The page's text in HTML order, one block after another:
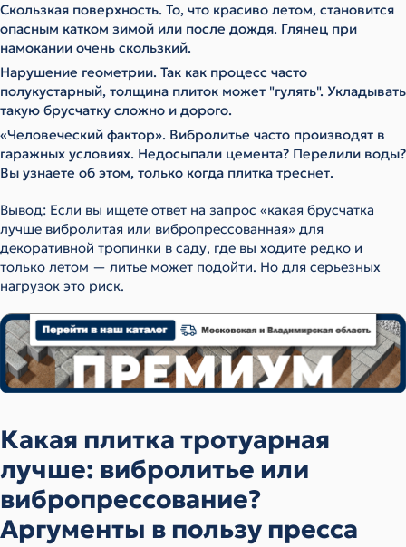
Скользкая поверхность. То, что красиво летом, становится
опасным катком зимой или после дождя. Глянец при
намокании очень скользкий.
Нарушение геометрии. Так как процесс часто
полукустарный, толщина плиток может "гулять". Укладывать
такую брусчатку сложно и дорого.
«Человеческий фактор». Вибролитье часто производят в
гаражных условиях. Недосыпали цемента? Перелили воды?
Вы узнаете об этом, только когда плитка треснет.
Вывод: Если вы ищете ответ на запрос «какая брусчатка
лучше вибролитая или вибропрессованная» для
декоративной тропинки в саду, где вы ходите редко и
только летом — литье может подойти. Но для серьезных
нагрузок это риск.
Какая плитка тротуарная
лучше: вибролитье или
вибропрессование?
Аргументы в пользу пресса